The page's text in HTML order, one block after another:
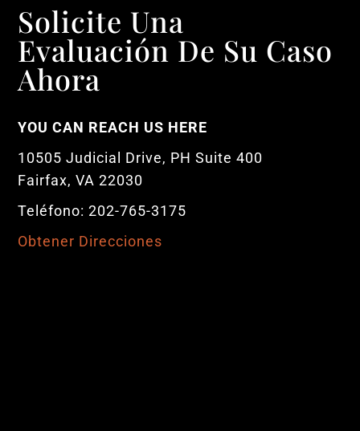
Solicite Una
Evaluación De Su Caso
Ahora
YOU CAN REACH US HERE
10505 Judicial Drive, PH Suite 400
Fairfax, VA 22030
Teléfono: 202-765-3175
Obtener Direcciones